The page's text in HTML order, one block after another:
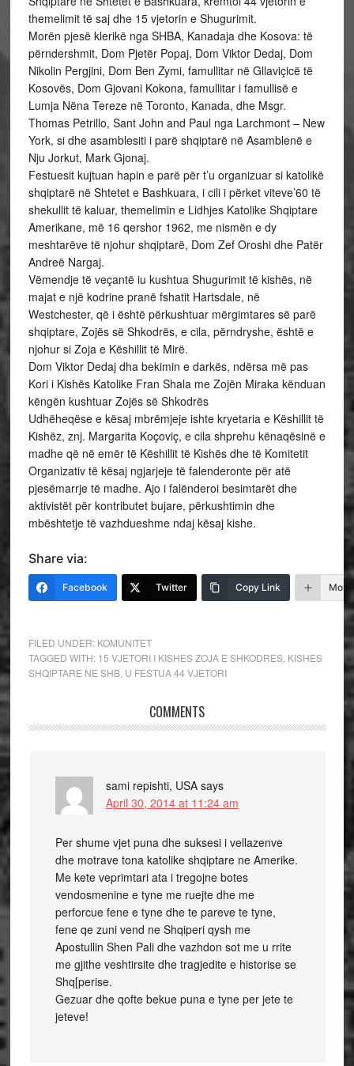
themelimit të saj dhe 15 vjetorin e Shugurimit.
Morën pjesë klerikë nga SHBA, Kanadaja dhe Kosova: të
përndershmit, Dom Pjetër Popaj, Dom Viktor Dedaj, Dom
Nikolin Pergjini, Dom Ben Zymi, famullitar në Gllaviçicë të
Kosovës, Dom Gjovani Kokona, famullitar i famullisë e
Lumja Nëna Tereze në Toronto, Kanada, dhe Msgr.
Thomas Petrillo, Sant John and Paul nga Larchmont – New
York, si dhe asamblesiti i parë shqiptarë në Asamblenë e
Nju Jorkut, Mark Gjonaj.
Festuesit kujtuan hapin e parë për t’u organizuar si katolikë
shqiptarë në Shtetet e Bashkuara, i cili i përket viteve’60 të
shekullit të kaluar, themelimin e Lidhjes Katolike Shqiptare
Amerikane, më 16 qershor 1962, me nismën e dy
meshtarëve të njohur shqiptarë, Dom Zef Oroshi dhe Patër
Andreë Nargaj.
Vëmendje të veçantë iu kushtua Shugurimit të kishës, në
majat e një kodrine pranë fshatit Hartsdale, në
Westchester, që i është përkushtuar mërgimtares së parë
shqiptare, Zojës së Shkodrës, e cila, përndryshe, është e
njohur si Zoja e Këshillit të Mirë.
Dom Viktor Dedaj dha bekimin e darkës, ndërsa më pas
Kori i Kishës Katolike Fran Shala me Zojën Miraka kënduan
këngën kushtuar Zojës së Shkodrës
Udhëheqëse e kësaj mbrëmjeje ishte kryetaria e Këshillit të
Kishëz, znj. Margarita Koçoviç, e cila shprehu kënaqësinë e
madhe që në emër të Këshillit të Kishës dhe të Komitetit
Organizativ të kësaj ngjarjeje të falenderonte për atë
pjesëmarrje të madhe. Ajo i falënderoi besimtarët dhe
aktivistët për kontributet bujare, përkushtimin dhe
mbështetje të vazhdueshme ndaj kësaj kishe.
Share via:
Facebook Twitter Copy Link More
FILED UNDER: KOMUNITET
TAGGED WITH: 15 VJETORI I KISHES ZOJA E SHKODRES, KISHES
SHQIPTARE NE SHB, U FESTUA 44 VJETORI
COMMENTS
sami repishti, USA says
April 30, 2014 at 11:24 am
Per shume vjet puna dhe suksesi i vellazenve
dhe motrave tona katolike shqiptare ne Amerike.
Me kete veprimtari ata i tregojne botes
vendosmenine e tyne me ruejte dhe me
perforcue fene e tyne dhe te pareve te tyne,
fene qe zuni vend ne Shqiperi qysh me
Apostullin Shen Pali dhe vazhdon sot me u rrite
me gjithe veshtirsite dhe tragjedite e historise se
Shq[perise.
Gezuar dhe qofte bekue puna e tyne per jete te
jeteve!